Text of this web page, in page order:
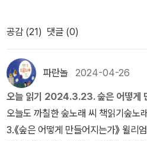
이하지 않으면 언제나 허울스럽게
도 처음에는 숲을 이루는 작은씨앗
규). 낱말책과 노래를 쓴다. 숲을 품은
루를 가꾼다. 《열두 달 소꿉노래》, 《
기》, 《새로 쓰는 말밑 꾸러미 사전》,
력》, 《들꽃내음 따라 걷다가 작은책집
《쉬운 말이 평화》, 《곁말》, 《책숲마
다녀오려고 17:00 시골버스를 탄다.
스를 기다리는데 안 온다. 흙날(토요
게 저잣마실을 하고플 적에 으레 타
리다가 택시를 부른다. 《나는 숲속 도
다. 퍽 잘 쓴 글이요 이야기라고 느낀
‘마음’을 들여서 책숲지기(도서관사
다. 이 책을 쓴 분도 밝히지만, 모든
시렁에 놓으면 된다. 좋아 보이거나 이
공감 (21) 댓글 (0)
파란놀 2024-04-26
오늘 읽기 2024.3.23. 숲은 어떻게
오늘도 까칠한 숲노래 씨 책읽기숲
3.《숲은 어떻게 만들어지는가》 윌리